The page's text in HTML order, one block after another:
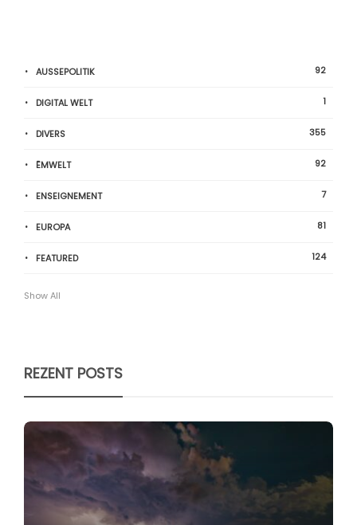
AUSSEPOLITIK 92
DIGITAL WELT 1
DIVERS 355
ËMWELT 92
ENSEIGNEMENT 7
EUROPA 81
FEATURED 124
Show All
REZENT POSTS